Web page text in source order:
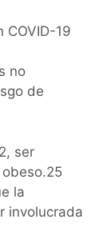
COVID-19
no
de
ser
la
involucrada